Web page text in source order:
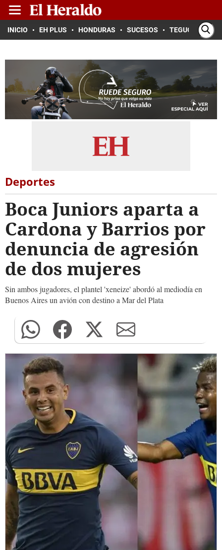
INICIO EH PLUS HONDURAS SUCESOS TEGUCIGALPA
Deportes
Boca Juniors aparta a
Cardona y Barrios por
denuncia de agresión
de dos mujeres
Sin ambos jugadores, el plantel 'xeneize' abordó al mediodía en
Buenos Aires un avión con destino a Mar del Plata